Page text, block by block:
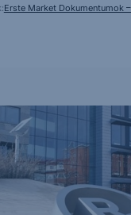
Erste Market Dokumentumok